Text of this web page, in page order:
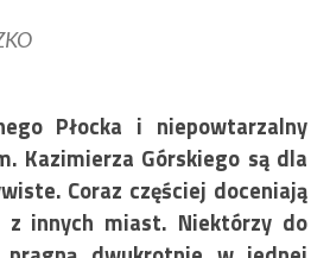
Płocka i niepowtarzalny
Kazimierza Górskiego są dla
Coraz częściej doceniają
z innych miast. Niektórzy do